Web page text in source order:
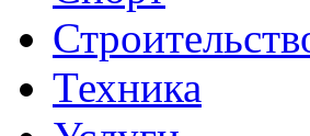
Техника